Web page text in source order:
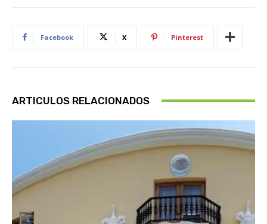
Facebook X Pinterest
ARTICULOS RELACIONADOS